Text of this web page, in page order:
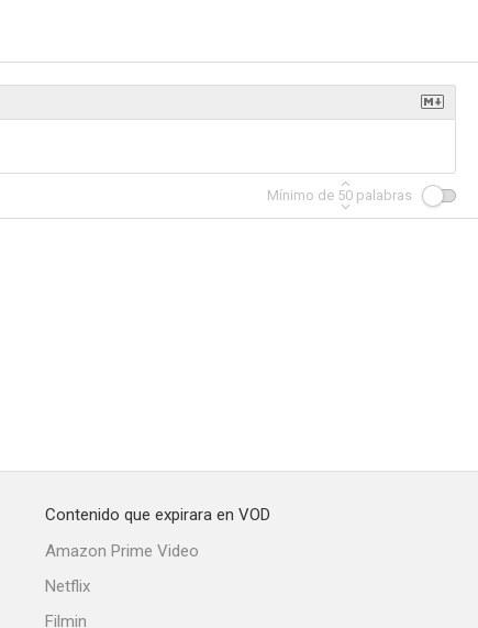
Mínimo de 50 palabras
Contenido que expirara en VOD
Amazon Prime Video
Netflix
Filmin